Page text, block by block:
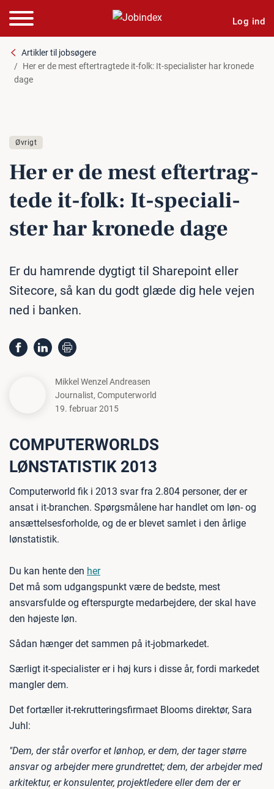
Log ind
Artikler til jobsøgere
Her er de mest eftertragtede it-folk: It-specialister har kronede
dage
Øvrigt
Her er de mest ef­ter­trag­
te­de it-folk: It-spe­ci­a­li­
ster har kronede dage
Er du hamrende dygtigt til Sharepoint eller
Sitecore, så kan du godt glæde dig hele vejen
ned i banken.
Mikkel Wenzel Andreasen
Journalist, Computerworld
19. februar 2015
COMPUTERWORLDS
LØNSTATISTIK 2013
Computerworld fik i 2013 svar fra 2.804 personer, der er
ansat i it-branchen. Spørgsmålene har handlet om løn- og
ansættelsesforholde, og de er blevet samlet i den årlige
lønstatistik.
Du kan hente den her
Det må som udgangspunkt være de bedste, mest
ansvarsfulde og efterspurgte medarbejdere, der skal have
den højeste løn.
Sådan hænger det sammen på it-jobmarkedet.
Særligt it-specialister er i høj kurs i disse år, fordi markedet
mangler dem.
Det fortæller it-rekrutteringsfirmaet Blooms direktør, Sara
Juhl:
"Dem, der står overfor et lønhop, er dem, der tager større
ansvar og arbejder mere grundrettet; dem, der arbejder med
arkitektur, er konsulenter, projektledere eller dem der er